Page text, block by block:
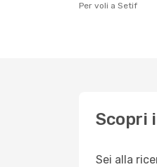
Per voli a Setif
Scopri
Sei alla